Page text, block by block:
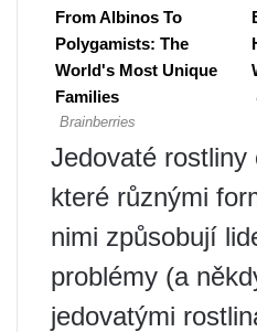
Jedovaté rostliny
které různými
nimi způsobují
problémy (a
jedovatými